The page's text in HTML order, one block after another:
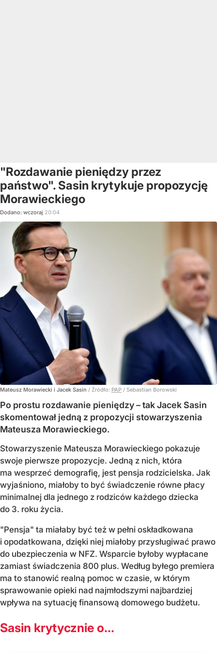
"Rozdawanie pieniędzy przez
państwo". Sasin krytykuje propozycję
Morawieckiego
Dodano: wczoraj 20:04
Mateusz Morawiecki i Jacek Sasin / Źródło: PAP / Sebastian Borowski
Po prostu rozdawanie pieniędzy – tak Jacek Sasin
skomentował jedną z propozycji stowarzyszenia
Mateusza Morawieckiego.
Stowarzyszenie Mateusza Morawieckiego pokazuje
swoje pierwsze propozycje. Jedną z nich, która
ma wesprzeć demografię, jest pensja rodzicielska. Jak
wyjaśniono, miałoby to być świadczenie równe płacy
minimalnej dla jednego z rodziców każdego dziecka
do 3. roku życia.
"Pensja" ta miałaby być też w pełni oskładkowana
i opodatkowana, dzięki niej miałoby przysługiwać prawo
do ubezpieczenia w NFZ. Wsparcie byłoby wypłacane
zamiast świadczenia 800 plus. Według byłego premiera
ma to stanowić realną pomoc w czasie, w którym
sprawowanie opieki nad najmłodszymi najbardziej
wpływa na sytuację finansową domowego budżetu.
Sasin krytycznie o...